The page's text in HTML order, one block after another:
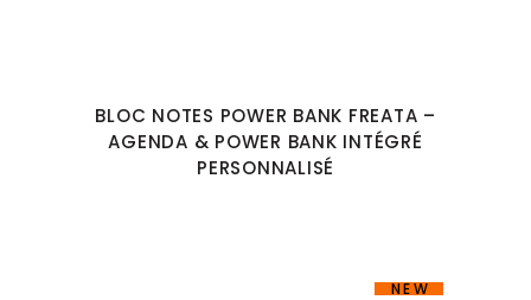
BLOC NOTES POWER BANK FREATA –
AGENDA & POWER BANK INTÉGRÉ
PERSONNALISÉ
NEW